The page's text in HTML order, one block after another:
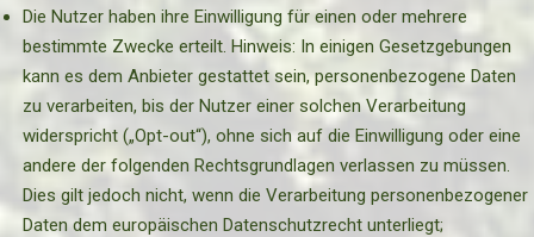
Die Nutzer haben ihre Einwilligung für einen oder mehrere
bestimmte Zwecke erteilt. Hinweis: In einigen Gesetzgebungen
kann es dem Anbieter gestattet sein, personenbezogene Daten
zu verarbeiten, bis der Nutzer einer solchen Verarbeitung
widerspricht („Opt-out“), ohne sich auf die Einwilligung oder eine
andere der folgenden Rechtsgrundlagen verlassen zu müssen.
Dies gilt jedoch nicht, wenn die Verarbeitung personenbezogener
Daten dem europäischen Datenschutzrecht unterliegt;